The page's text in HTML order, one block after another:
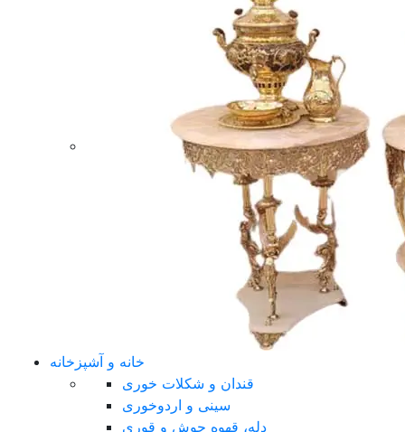
خانه و آشپزخانه
قندان و شکلات خوری
سینی و اردوخوری
دله، قهوه جوش و قوری